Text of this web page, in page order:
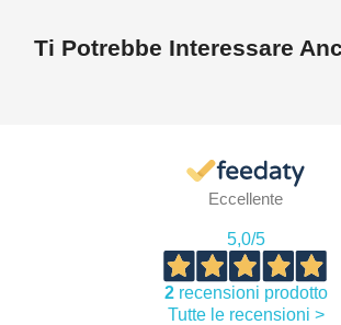
Ti Potrebbe Interessare
Eccellente
5,0/5
2recensioni prodotto
Tutte le recensioni >